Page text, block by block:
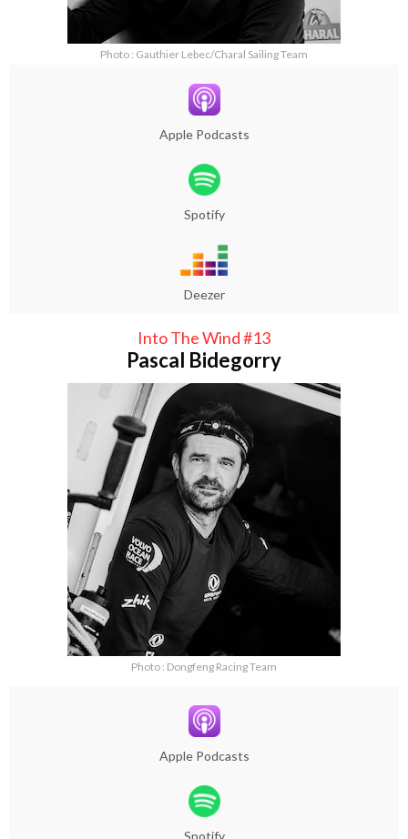
Photo : Gauthier Lebec/Charal Sailing Team
Apple Podcasts
Spotify
Deezer
Into The Wind #13
Pascal Bidegorry
Photo : Dongfeng Racing Team
Apple Podcasts
Spotify